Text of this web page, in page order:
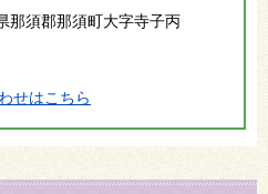
那須郡那須町大字寺子丙
せはこちら